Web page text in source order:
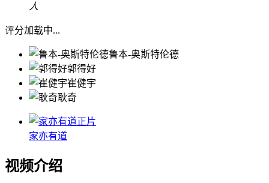
人
评分加载中...
鲁本-奥斯特伦德
郭得好
崔健宇
耿奇
正片
家亦有道
视频介绍